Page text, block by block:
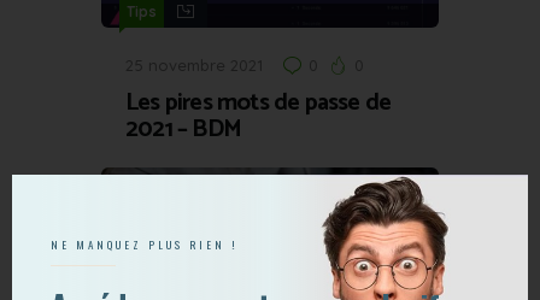
Tips
25 novembre 2021 0 0
Les pires mots de passe de
2021 – BDM
NE MANQUEZ PLUS RIEN !